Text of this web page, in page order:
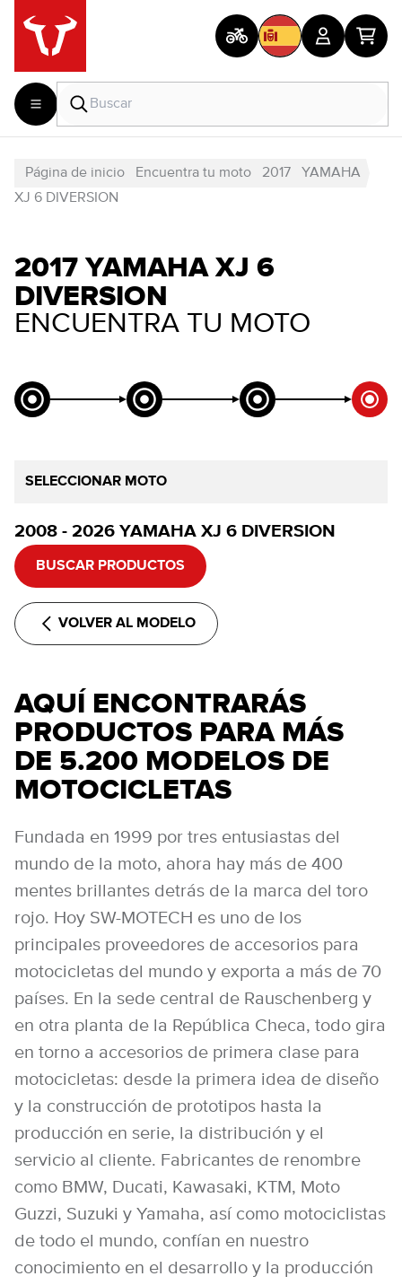
Página de inicio Encuentra tu moto 2017
YAMAHA
XJ 6 DIVERSION
2017 YAMAHA XJ 6
DIVERSION
ENCUENTRA TU MOTO
SELECCIONAR MOTO
2008 - 2026 YAMAHA XJ 6 DIVERSION
BUSCAR PRODUCTOS
VOLVER AL MODELO
AQUÍ ENCONTRARÁS
PRODUCTOS PARA MÁS
DE 5.200 MODELOS DE
MOTOCICLETAS
Fundada en 1999 por tres entusiastas del
mundo de la moto, ahora hay más de 400
mentes brillantes detrás de la marca del toro
rojo. Hoy SW-MOTECH es uno de los
principales proveedores de accesorios para
motocicletas del mundo y exporta a más de 70
países. En la sede central de Rauschenberg y
en otra planta de la República Checa, todo gira
en torno a accesorios de primera clase para
motocicletas: desde la primera idea de diseño
y la construcción de prototipos hasta la
producción en serie, la distribución y el
servicio al cliente. Fabricantes de renombre
como BMW, Ducati, Kawasaki, KTM, Moto
Guzzi, Suzuki y Yamaha, así como motociclistas
de todo el mundo, confían en nuestro
conocimiento en el desarrollo y la producción